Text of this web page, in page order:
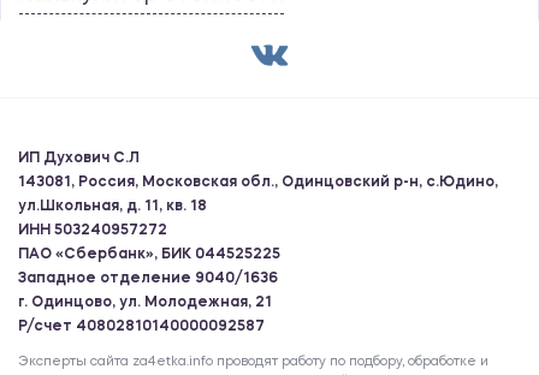
ИП Духович С.Л
143081, Россия, Московская обл., Одинцовский р-н, с.Юдино,
ул.Школьная, д. 11, кв. 18
ИНН 503240957272
ПАО «Сбербанк», БИК 044525225
Западное отделение 9040/1636
г. Одинцово, ул. Молодежная, 21
Р/счет 40802810140000092587
Эксперты сайта za4etka.info проводят работу по подбору, обработке и